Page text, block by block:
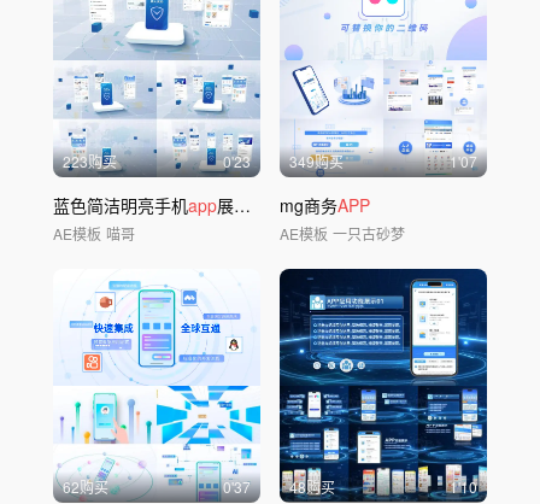
223购买 0'23
蓝色简洁明亮手机app展示 e模板包装
AE模板 喵哥
349购买 1'07
mg商务APP
AE模板 一只古砂梦
62购买 0'37 48购买 1'10